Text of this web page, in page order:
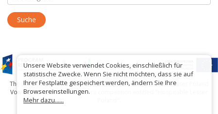
The project has been carried out with financial support of Lesser Poland
Voivodship within tourist offers competition entitled "Hospitable Lesser
Unsere Website verwendet Cookies, einschließlich für
statistische Zwecke. Wenn Sie nicht möchten, dass sie auf
Ihrer Festplatte gespeichert werden, ändern Sie Ihre
Browsereinstellungen.
Mehr dazu......